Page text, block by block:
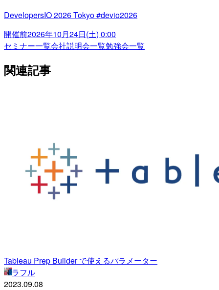
DevelopersIO 2026 Tokyo #devio2026
開催前2026年10月24日(土) 0:00
セミナー一覧会社説明会一覧勉強会一覧
関連記事
Tableau Prep Builder で使えるパラメーター
ラフル
2023.09.08